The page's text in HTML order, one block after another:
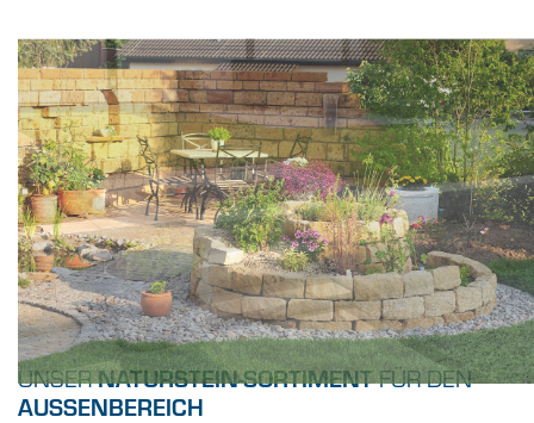
UNSERNATURSTEIN-SORTIMENTFÜR DEN
AUSSENBEREICH